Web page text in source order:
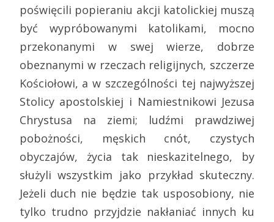
poświęcili popieraniu akcji katolickiej muszą
być wypróbowanymi katolikami, mocno
przekonanymi w swej wierze, dobrze
obeznanymi w rzeczach religijnych, szczerze
Kościołowi, a w szczególności tej najwyższej
Stolicy apostolskiej i Namiestnikowi Jezusa
Chrystusa na ziemi; ludźmi prawdziwej
pobożności, męskich cnót, czystych
obyczajów, życia tak nieskazitelnego, by
służyli wszystkim jako przykład skuteczny.
Jeżeli duch nie będzie tak usposobiony, nie
tylko trudno przyjdzie nakłaniać innych ku